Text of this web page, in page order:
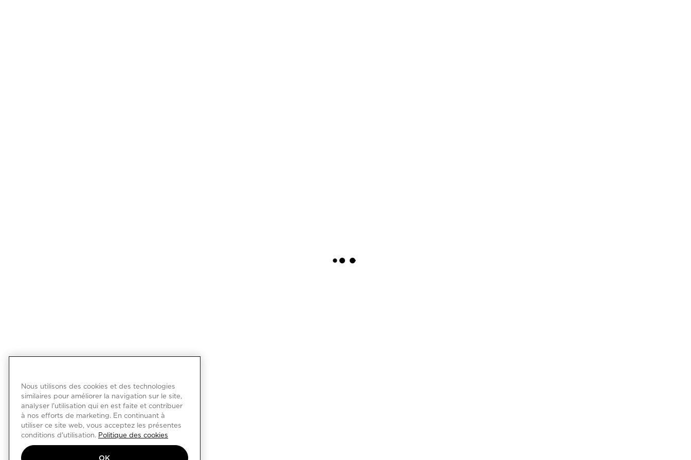
Nous utilisons des cookies et des technologies
similaires pour améliorer la navigation sur le site,
analyser l'utilisation qui en est faite et contribuer
à nos efforts de marketing. En continuant à
utiliser ce site web, vous acceptez les présentes
conditions d'utilisation. Politique des cookies
OK